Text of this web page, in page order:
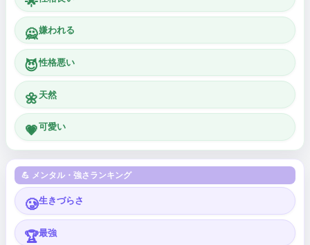
🙅嫌われる
😈性格悪い
🌼 天然
💗可愛い
💪 メンタル・強さランキング
🥲生きづらさ
🏆最強